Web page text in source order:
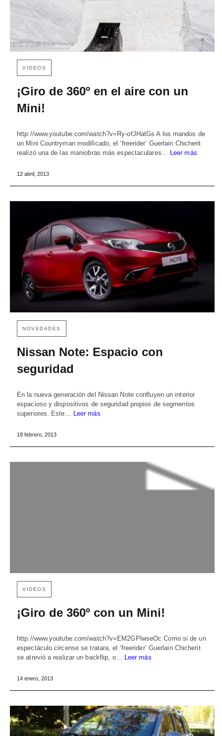
VIDEOS
¡Giro de 360º en el aire con un
Mini!
http://www.youtube.com/watch?v=Ry-ofJHatGs A los mandos de
un Mini Countryman modificado, el ‘freerider’ Guerlain Chicherit
realizó una de las maniobras más espectaculares… Leer más
12 abril, 2013
NOVEDADES
Nissan Note: Espacio con
seguridad
En la nueva generación del Nissan Note confluyen un interior
espacioso y dispositivos de seguridad propios de segmentos
superiores. Este…
Leer más
18 febrero, 2013
VIDEOS
¡Giro de 360º con un Mini!
http://www.youtube.com/watch?v=EM2GPlwseOc Como si de un
espectáculo circense se tratara, el ‘freerider’ Guerlain Chicherit
se atrevió a realizar un backflip, o… Leer más
14 enero, 2013